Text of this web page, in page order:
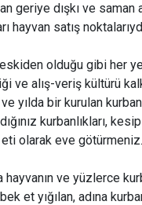
geriye dışkı ve saman
hayvan satış
olduğu gibi her
ve alış-veriş kültürü
yılda bir kurulan
kurbanlıkları,
olarak eve götürmeniz.
hayvanın ve yüzlerce
et yığılan, adına